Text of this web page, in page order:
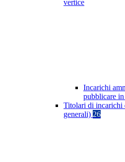
vertice
Incarichi
pubblicare
Titolari di incarichi
generali) 26